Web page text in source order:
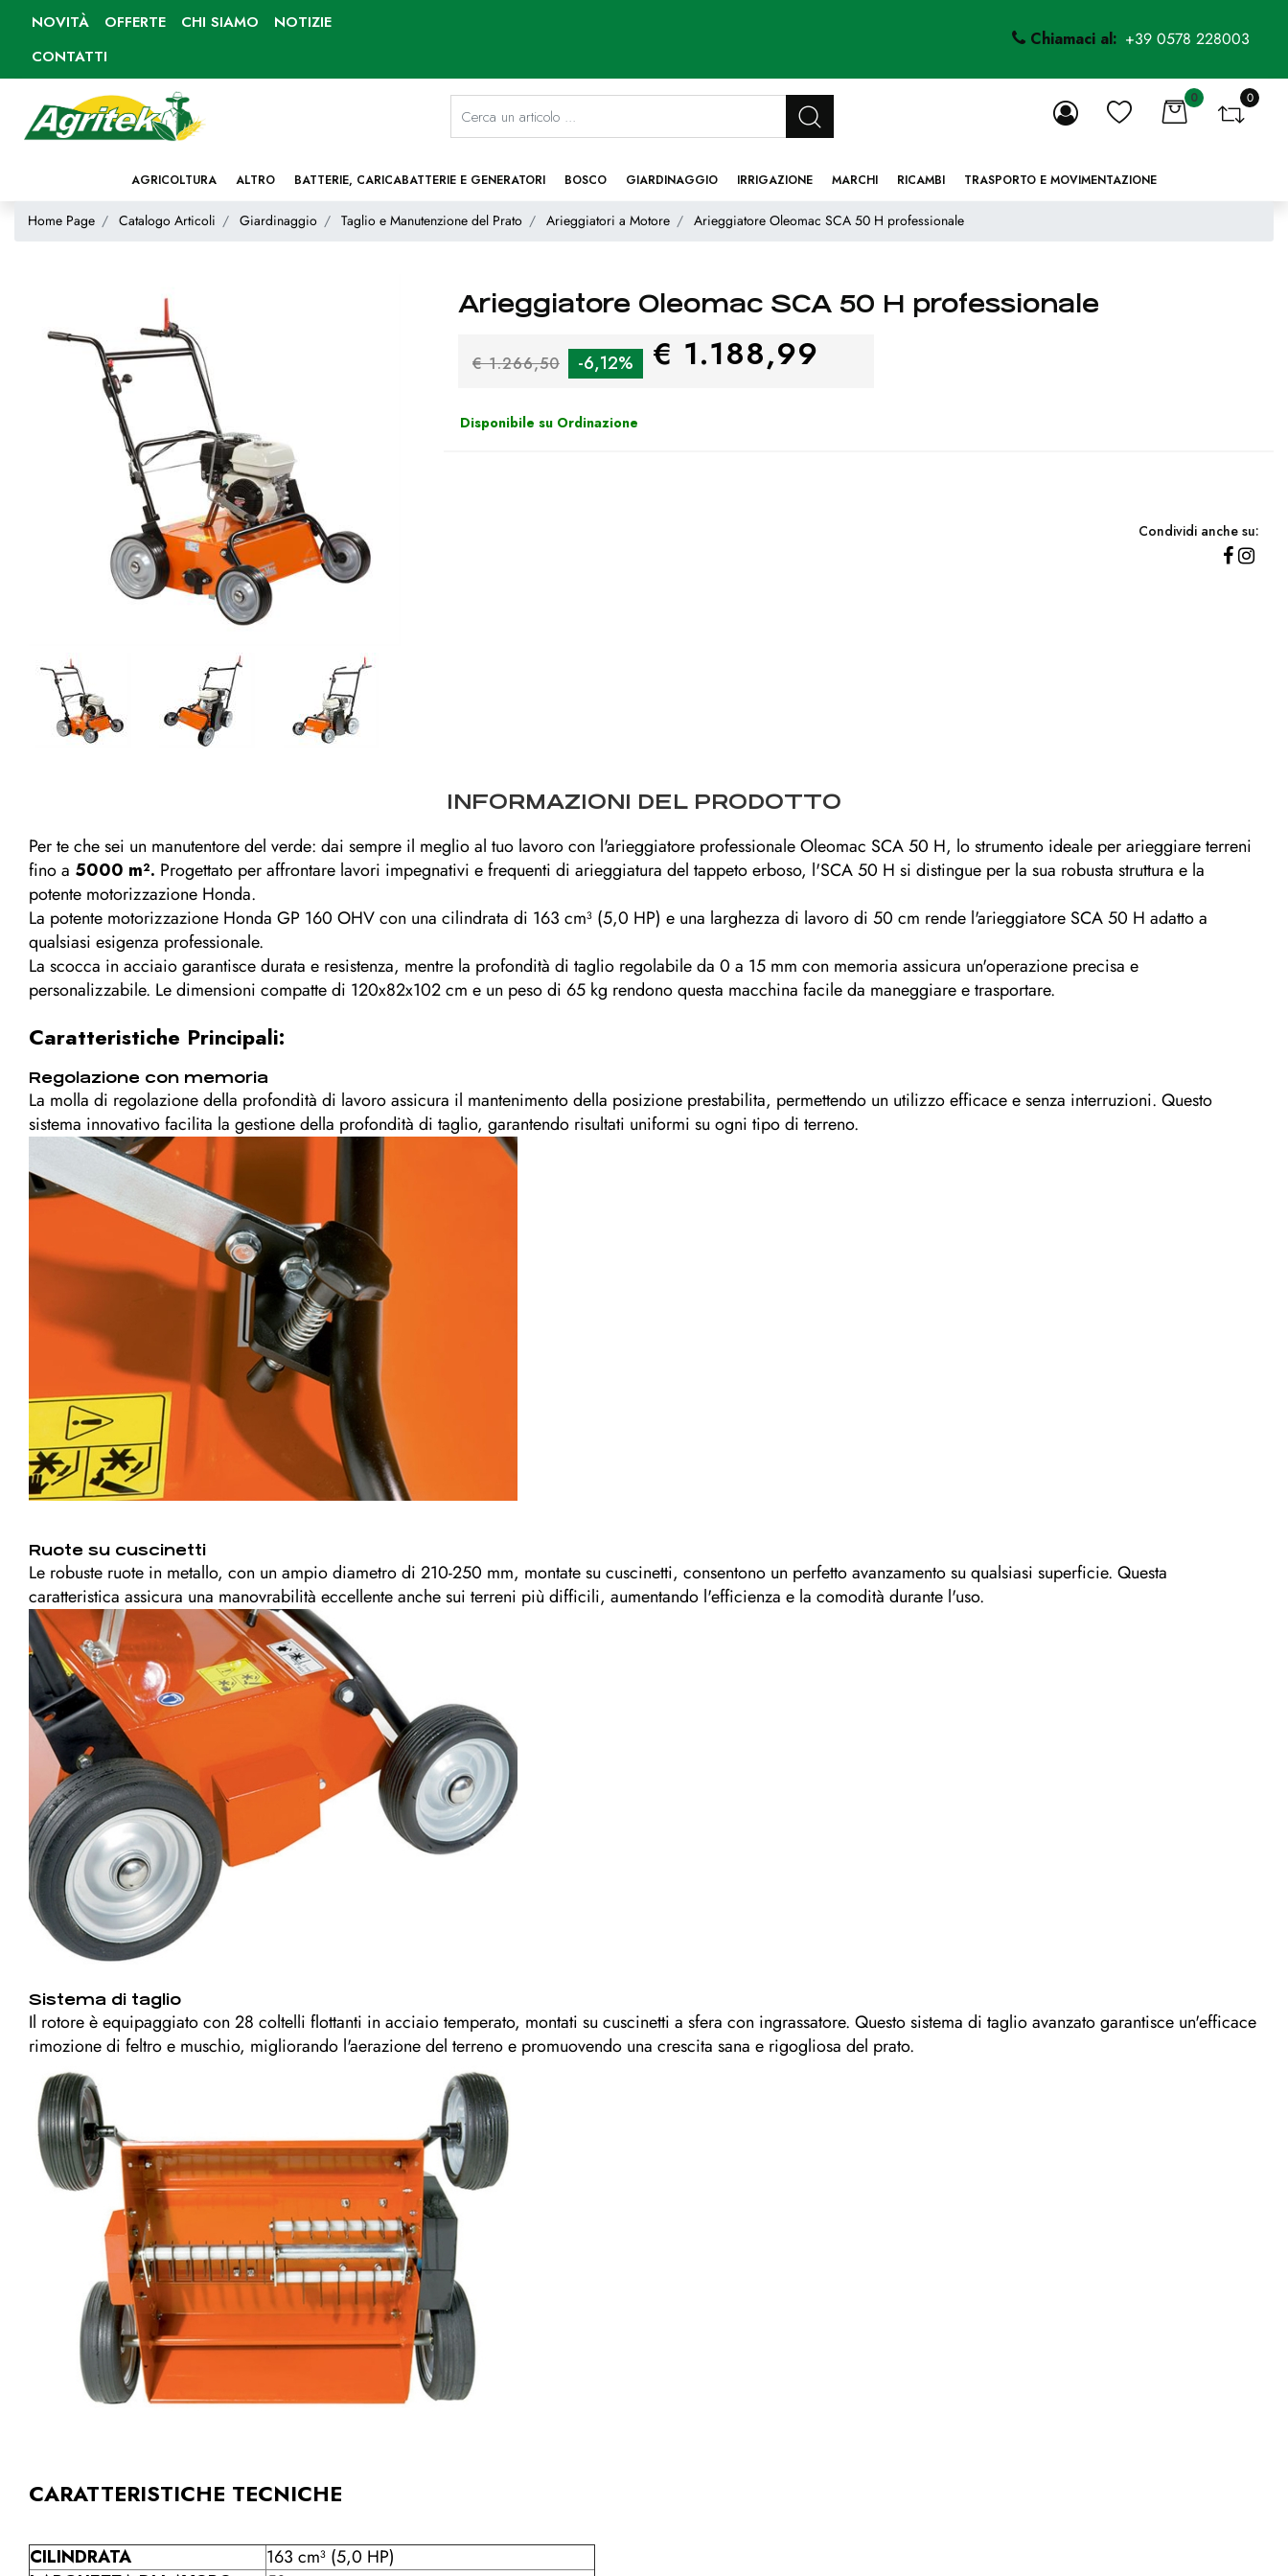
NOVITÀ OFFERTE CHI SIAMO
NOTIZIE
CONTATTI
Chiamaci al: +39 0578 228003
La modifica di un filtro aggiorna automaticamente gli altri filtri disponibili. 0 0
AGRICOLTURA ALTRO BATTERIE, CARICABATTERIE E GENERATORI BOSCO GIARDINAGGIO IRRIGAZIONE MARCHI RICAMBI TRASPORTO E MOVIMENTAZIONE
Home Page Catalogo Articoli Giardinaggio Taglio e Manutenzione del Prato Arieggiatori a Motore Arieggiatore Oleomac SCA 50 H professionale
Arieggiatore Oleomac SCA 50 H professionale
€ 1.266,50 -6,12% € 1.188,99
Disponibile su Ordinazione
Condividi anche su:
INFORMAZIONI DEL PRODOTTO
Per te che sei un manutentore del verde: dai sempre il meglio al tuo lavoro con l'arieggiatore professionale Oleomac SCA 50 H, lo strumento ideale per arieggiare terreni
fino a 5000 m². Progettato per affrontare lavori impegnativi e frequenti di arieggiatura del tappeto erboso, l'SCA 50 H si distingue per la sua robusta struttura e la
potente motorizzazione Honda.
La potente motorizzazione Honda GP 160 OHV con una cilindrata di 163 cm³ (5,0 HP) e una larghezza di lavoro di 50 cm rende l'arieggiatore SCA 50 H adatto a
qualsiasi esigenza professionale.
La scocca in acciaio garantisce durata e resistenza, mentre la profondità di taglio regolabile da 0 a 15 mm con memoria assicura un'operazione precisa e
personalizzabile. Le dimensioni compatte di 120x82x102 cm e un peso di 65 kg rendono questa macchina facile da maneggiare e trasportare.
Caratteristiche Principali:
Regolazione con memoria
La molla di regolazione della profondità di lavoro assicura il mantenimento della posizione prestabilita, permettendo un utilizzo efficace e senza interruzioni. Questo
sistema innovativo facilita la gestione della profondità di taglio, garantendo risultati uniformi su ogni tipo di terreno.
Ruote su cuscinetti
Le robuste ruote in metallo, con un ampio diametro di 210-250 mm, montate su cuscinetti, consentono un perfetto avanzamento su qualsiasi superficie. Questa
caratteristica assicura una manovrabilità eccellente anche sui terreni più difficili, aumentando l'efficienza e la comodità durante l'uso.
Sistema di taglio
Il rotore è equipaggiato con 28 coltelli flottanti in acciaio temperato, montati su cuscinetti a sfera con ingrassatore. Questo sistema di taglio avanzato garantisce un'efficace
rimozione di feltro e muschio, migliorando l'aerazione del terreno e promuovendo una crescita sana e rigogliosa del prato.
CARATTERISTICHE TECNICHE
CILINDRATA
163 cm³ (5,0 HP)